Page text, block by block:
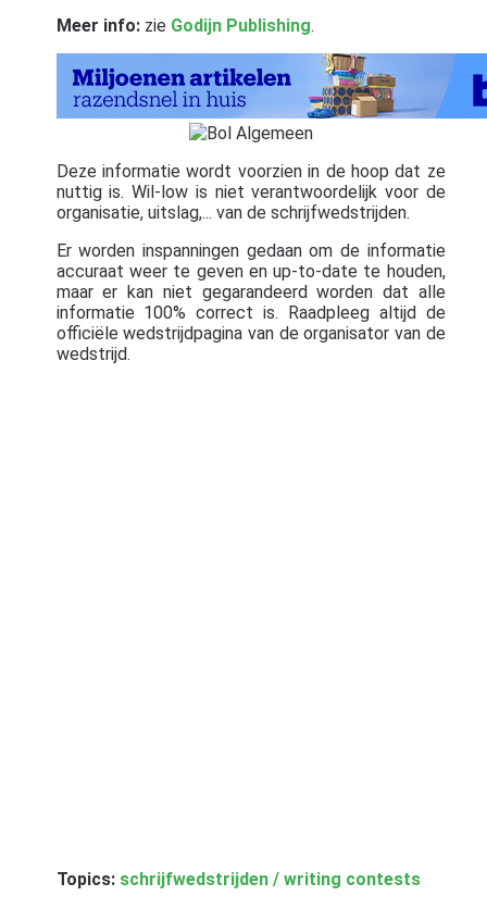
Meer info:zie Godijn Publishing.
Deze informatie wordt voorzien in de hoop dat ze
nuttig is. Wil-low is niet verantwoordelijk voor de
organisatie, uitslag,... van de schrijfwedstrijden.
Er worden inspanningen gedaan om de informatie
accuraat weer te geven en up-to-date te houden,
maar er kan niet gegarandeerd worden dat alle
informatie 100% correct is. Raadpleeg altijd de
officiële wedstrijdpagina van de organisator van de
wedstrijd.
Topics: schrijfwedstrijden / writing contests